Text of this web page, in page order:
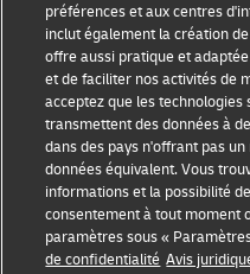
Conseil logistique
Actualités et
perspectives
Expédition avec DHL
Suivez-nous
préférences et aux centres
inclut également la création
offre aussi pratique et
et de faciliter nos activités de
acceptez que les technologies
transmettent des données à
dans des pays n'offrant pas
données équivalent. Vous
informations et la possibilité
consentement à tout moment
paramètres sous «
de confidentialité Avis